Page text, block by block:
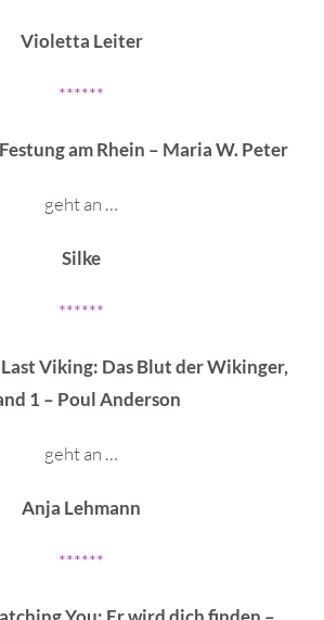
Violetta Leiter
******
am Rhein – Maria W. Peter
geht an …
Silke
******
Last Viking: Das Blut der Wikinger,
1 – Poul Anderson
geht an …
Anja Lehmann
******